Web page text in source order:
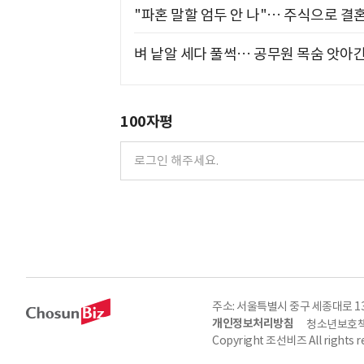
"파혼 말할 엄두 안 나"… 주식으로 결
벼 낱알 세다 풀썩… 공무원 목숨 앗아
100자평
주소: 서울특별시 중구 세종대로
개인정보처리방침
청소년보호
Copyright 조선비즈 All rights